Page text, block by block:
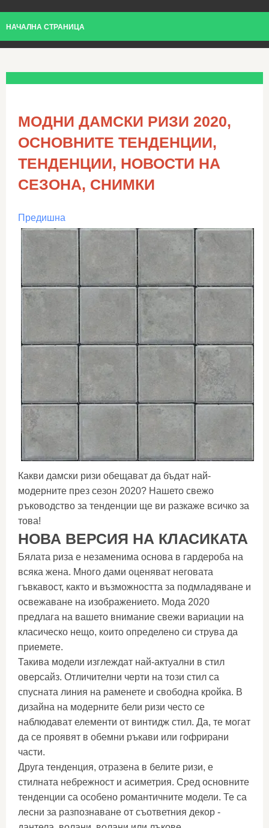
НАЧАЛНА СТРАНИЦА
МОДНИ ДАМСКИ РИЗИ 2020,
ОСНОВНИТЕ ТЕНДЕНЦИИ,
ТЕНДЕНЦИИ, НОВОСТИ НА
СЕЗОНА, СНИМКИ
Предишна
Какви дамски ризи обещават да бъдат най-
модерните през сезон 2020? Нашето свежо
ръководство за тенденции ще ви разкаже всичко за
това!
НОВА ВЕРСИЯ НА КЛАСИКАТА
Бялата риза е незаменима основа в гардероба на
всяка жена. Много дами оценяват неговата
гъвкавост, както и възможността за подмладяване и
освежаване на изображението. Мода 2020
предлага на вашето внимание свежи вариации на
класическо нещо, които определено си струва да
приемете.
Такива модели изглеждат най-актуални в стил
оверсайз. Отличителни черти на този стил са
спусната линия на раменете и свободна кройка. В
дизайна на модерните бели ризи често се
наблюдават елементи от винтидж стил. Да, те могат
да се проявят в обемни ръкави или гофрирани
части.
Друга тенденция, отразена в белите ризи, е
стилната небрежност и асиметрия. Сред основните
тенденции са особено романтичните модели. Те са
лесни за разпознаване от съответния декор -